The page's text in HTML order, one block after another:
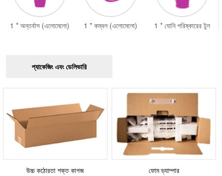
1 * অন্তর্বাস (এলোমেলো) 1 * কম্বল (এলোমেলো) 1 * যোনি পরিষ্কারের টুল
প্যাকেজিং এবং ডেলিভারি
উচ্চ কঠোরতা শক্ত কাগজ
ফোম ড্যাম্পার